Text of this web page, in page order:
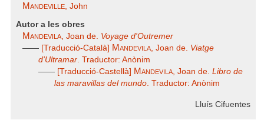
Mandeville, John
Autor a les obres
Mandevila, Joan de. Voyage d'Outremer
—— [Traducció-Català] Mandevila, Joan de. Viatge
d'Ultramar. Traductor: Anònim
—— [Traducció-Castellà] Mandevila, Joan de. Libro de
las maravillas del mundo. Traductor: Anònim
Lluís Cifuentes